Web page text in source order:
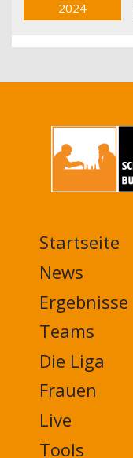
2024
MAIN
NAVIGATION
FOOTER
Startseite
News
Ergebnisse
Teams
Die Liga
Frauen
Live
Tools